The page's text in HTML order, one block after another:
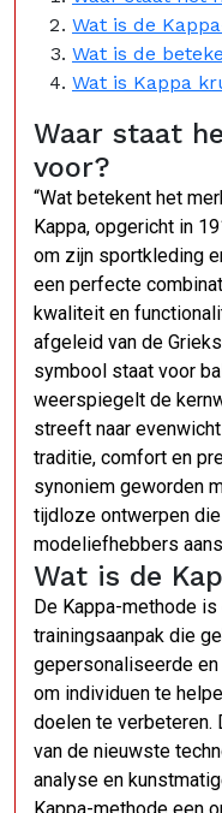
Wat is de
Wat is de
Wat is Kappa
Waar staat
voor?
“Wat betekent het
Kappa, opgericht in
om zijn sportkleding
een perfecte
kwaliteit en
afgeleid van de
symbool staat voor
weerspiegelt de
streeft naar
traditie, comfort en
synoniem geworden
tijdloze ontwerpen
modeliefhebbers
Wat is de
De Kappa-methode
trainingsaanpak die
gepersonaliseerde
om individuen te
doelen te verbeteren.
van de nieuwste
analyse en